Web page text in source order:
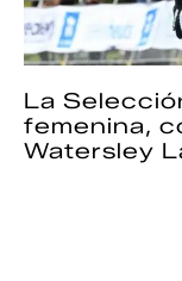
La
femenina,
Watersley